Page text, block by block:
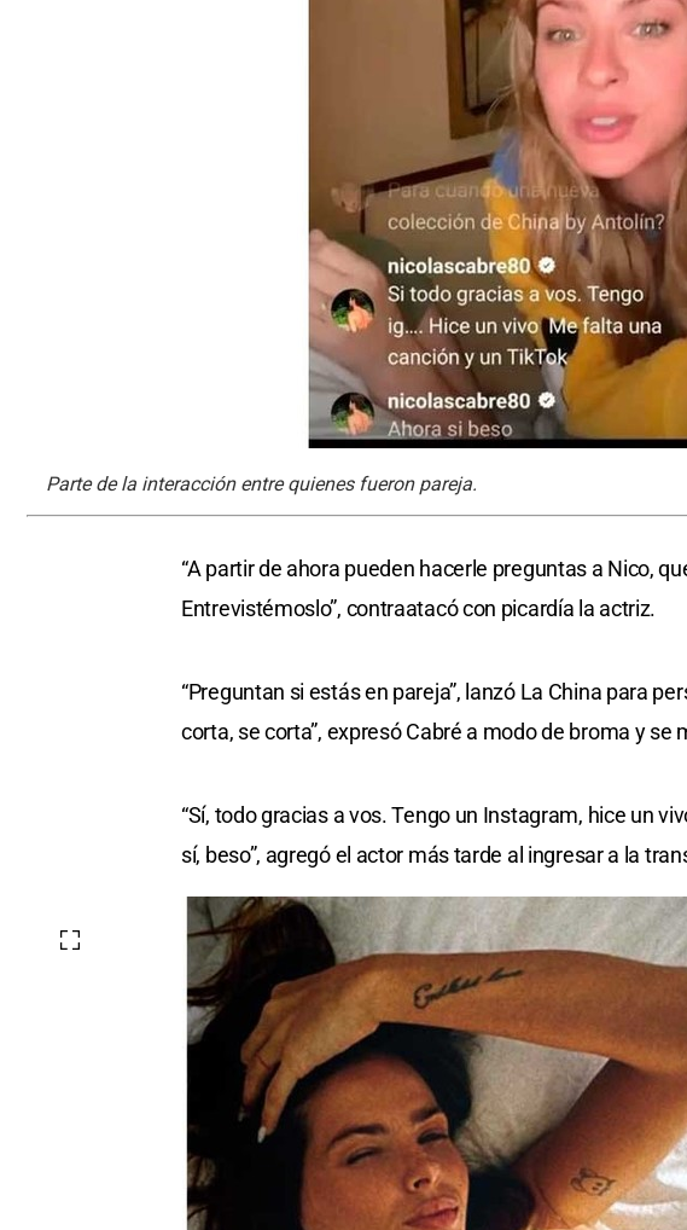
Parte de la interacción entre quienes fueron pareja.
“A partir de ahora pueden hacerle preguntas a Nico,
Entrevistémoslo”, contraatacó con picardía la actriz.
“Preguntan si estás en pareja”, lanzó La China para
corta, se corta”, expresó Cabré a modo de broma y se
“Sí, todo gracias a vos. Tengo un Instagram, hice un
sí, beso”, agregó el actor más tarde al ingresar a la